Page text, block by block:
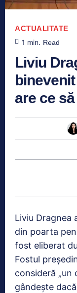
ACTUALITATE
1 min. Read
Liviu
are ce
Liviu Dragnea
din poarta
fost eliberat
Fostul
consideră „un
gândește